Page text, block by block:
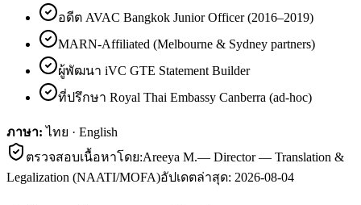
อดีต AVAC Bangkok Junior Officer (2016–2019)
MARN-Affiliated (Melbourne & Sydney partners)
ผู้พัฒนา iVC GTE Statement Builder
ที่ปรึกษา Royal Thai Embassy Canberra (ad-hoc)
ภาษา: ไทย · English
ตรวจสอบเนื้อหาโดย:Areeya M.— Director — Translation &
Legalization (NAATI/MOFA)อัปเดตล่าสุด: 2026-08-04